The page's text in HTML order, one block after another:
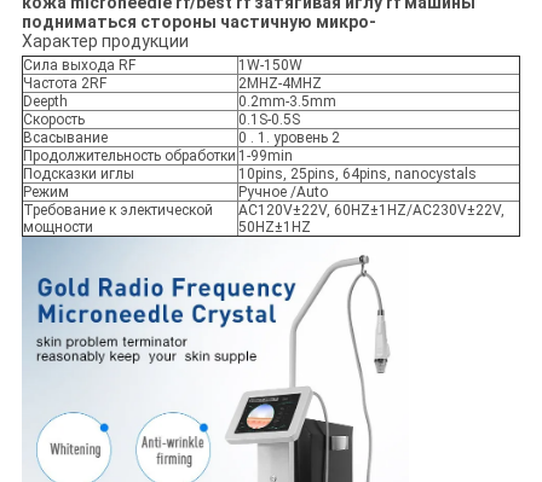
подниматься стороны частичную микро-
Характер продукции
Сила выхода RF
1W-150W
Частота 2RF
2MHZ-4MHZ
Deepth
0.2mm-3.5mm
Скорость
0.1S-0.5S
Всасывание
0 . 1. уровень 2
Продолжительность обработки 1-99min
Подсказки иглы
10pins, 25pins, 64pins, nanocystals
Режим
Ручное /Auto
Требование к электической
мощности
AC120V±22V, 60HZ±1HZ/AC230V±22V,
50HZ±1HZ